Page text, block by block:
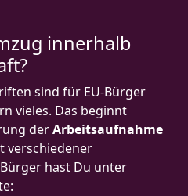
innerhalb
sind für EU-Bürger
vieles. Das beginnt
derArbeitsaufnahme
verschiedener
hast Du unter